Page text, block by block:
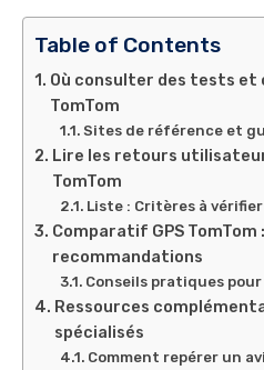
Table of Contents
Où consulter des tests et
TomTom
Sites de référence et
Lire les retours
TomTom
Liste : Critères à
Comparatif GPS
recommandations
Conseils pratiques
Ressources
spécialisés
Comment repérer un